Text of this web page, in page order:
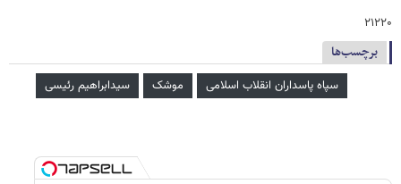
۲۱۲۲۰
برچسب‌ها
سپاه پاسداران انقلاب اسلامی موشک سیدابراهیم رئیسی